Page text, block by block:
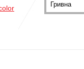
Гривна